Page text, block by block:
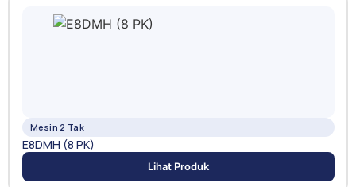
Mesin 2 Tak
E8DMH (8 PK)
Lihat Produk